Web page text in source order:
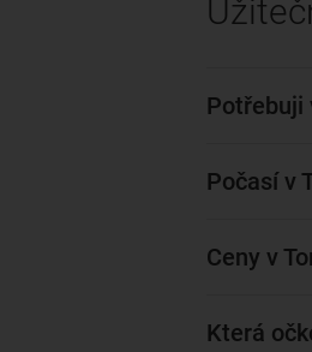
Potřebuji
Počasí v
Ceny v
Která